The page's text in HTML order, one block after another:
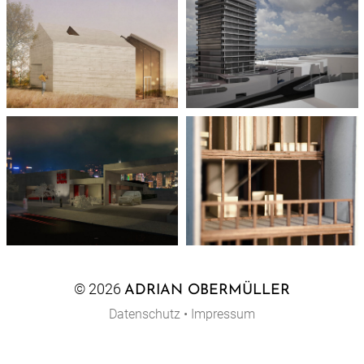
© 2026 ADRIAN OBERMÜLLER
Datenschutz • Impressum